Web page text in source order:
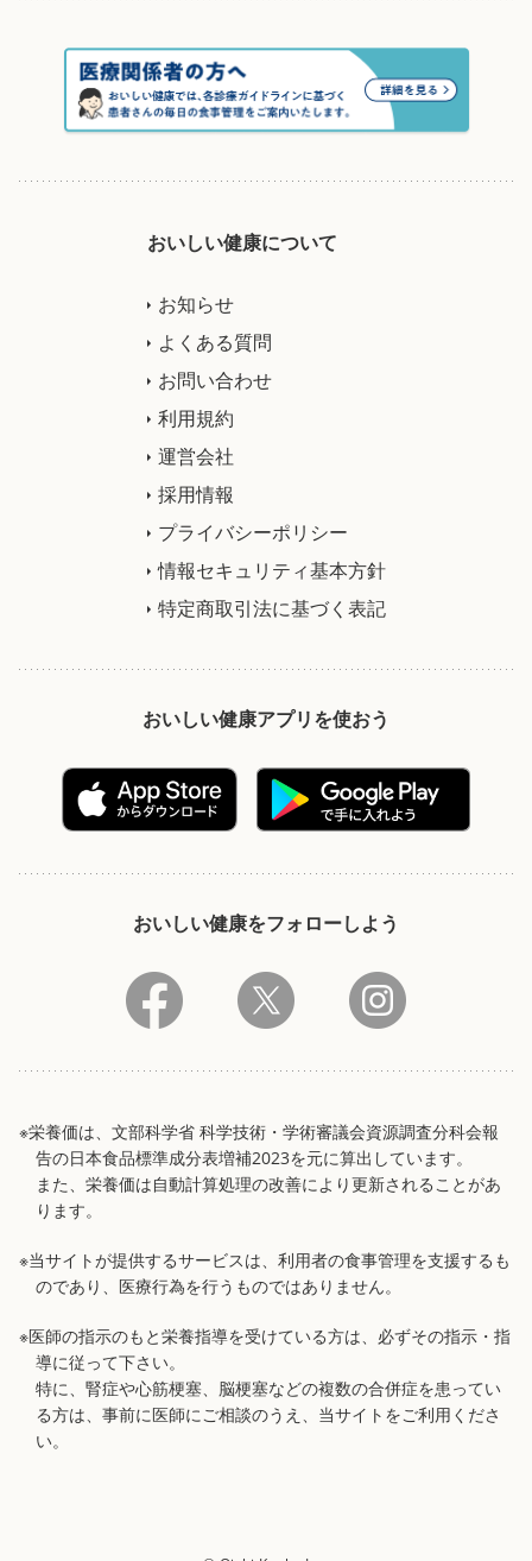
おいしい健康について
お知らせ
よくある質問
お問い合わせ
利用規約
運営会社
採用情報
プライバシーポリシー
情報セキュリティ基本方針
特定商取引法に基づく表記
おいしい健康アプリを使おう
おいしい健康をフォローしよう
※栄養価は、文部科学省 科学技術・学術審議会資源調査分科会報
告の日本食品標準成分表増補2023を元に算出しています。
また、栄養価は自動計算処理の改善により更新されることがあ
ります。
※当サイトが提供するサービスは、利用者の食事管理を支援するも
のであり、医療行為を行うものではありません。
※医師の指示のもと栄養指導を受けている方は、必ずその指示・指
導に従って下さい。
特に、腎症や心筋梗塞、脳梗塞などの複数の合併症を患ってい
る方は、事前に医師にご相談のうえ、当サイトをご利用くださ
い。